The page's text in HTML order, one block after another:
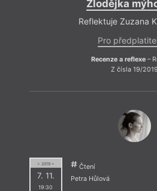
Zlodějka
Reflektuje Zuzana
Pro
Recenze a reflexe–
Z čísla 19/2019
= 2019 =
7. 11.
19:30
Čtení
Petra Hůlová